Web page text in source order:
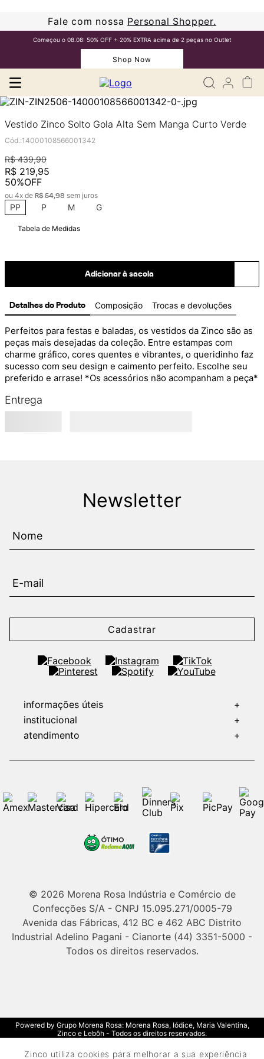
Zinco utiliza cookies para melhorar a sua experiência
Fale com nossa Personal Shopper.
Começou o 08.08: 50% OFF + 20% EXTRA acima de 2 peças no Outlet
Shop Now
Vestido Zinco Solto Gola Alta Sem Manga Curto Verde
Cód.:14000108566001342
R$ 439,90
R$ 219,95
50%OFF
ou 4x de R$ 54,98 sem juros
PP P M G
Tabela de Medidas
Adicionar à sacola
Detalhes do Produto Composição Trocas e devoluções
Perfeitos para festas e baladas, os vestidos da Zinco são as
peças mais desejadas da coleção. Entre estampas com
charme gráfico, cores quentes e vibrantes, o queridinho faz
sucesso com seu design e caimento perfeito. Escolhe seu
preferido e arrase! *Os acessórios não acompanham a peça*
Entrega
Newsletter
Cadastrar
informações úteis
+
institucional
+
atendimento
+
© 2026 Morena Rosa Indústria e Comércio de
Confecções S/A - CNPJ 15.095.271/0005-79
Avenida das Fábricas, 412 BC e 462 ABC Distrito
Industrial Adelino Pagani - Cianorte (44) 3351-5000 -
Todos os direitos reservados.
Powered by Grupo Morena Rosa: Morena Rosa, Iódice, Maria Valentina,
Zinco e Lebôh - Todos os direitos reservados.